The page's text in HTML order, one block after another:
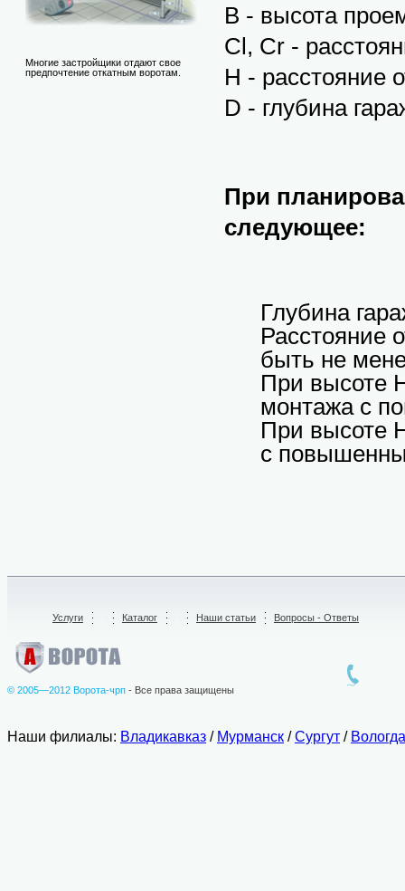
Многие застройщики отдают свое
предпочтение откатным воротам.
B - высота
Cl, Cr -
H - расстояние
D - глубина
При
следующее:
Глубина
Расстояние
быть не
При высоте
монтажа с
При высоте
с
Услуги Каталог Наши статьи Вопросы - Ответы
© 2005—2012 Ворота-чрп - Все права защищены
Наши филиалы: Владикавказ / Мурманск /Сургут / Вологда